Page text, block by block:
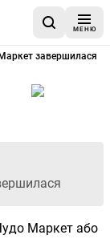
МЕНЮ
завершилася
Маркет або